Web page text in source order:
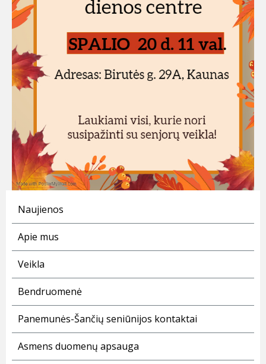
Naujienos
Apie mus
Veikla
Bendruomenė
Panemunės-Šančių seniūnijos kontaktai
Asmens duomenų apsauga